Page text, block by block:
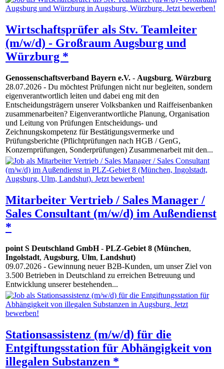
Wirtschaftsprüfer als Stv. Teamleiter
(m/w/d) - Großraum Augsburg und
Würzburg *
Genossenschaftsverband Bayern e.V. - Augsburg, Würzburg
28.07.2026 - Du möchtest Prüfungen nicht nur begleiten, sondern
eigenverantwortlich leiten und dabei eng mit den
Entscheidungsträgern unserer Volksbanken und Raiffeisenbanken
zusammenarbeiten? Eigenverantwortliche Planung, Organisation
und Leitung von Prüfungen Entscheidungs- und
Zeichnungskompetenz für Bestätigungsvermerke und
Prüfungsberichte (Pflichtprüfungen nach HGB / GenG,
Konzernprüfungen, Sonderprüfungen) Zusammenarbeit mit den...
Mitarbeiter Vertrieb / Sales Manager /
Sales Consultant (m/w/d) im Außendienst
*
point S Deutschland GmbH- PLZ-Gebiet 8 (München,
Ingolstadt, Augsburg, Ulm, Landshut)
09.07.2026 - Gewinnung neuer B2B-Kunden, um unser Ziel von
3.500 Betrieben in Deutschland zu erreichen Betreuung und
Entwicklung unserer bestehenden...
Stationsassistenz (m/w/d) für die
Entgiftungsstation für Abhängigkeit von
illegalen Substanzen *